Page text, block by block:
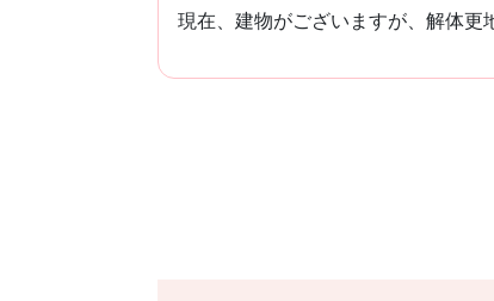
現在、建物がございますが、解体更